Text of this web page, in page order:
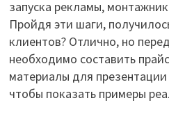
запуска рекламы,
Пройдя эти шаги,
клиентов? Отлично, но
необходимо составить
материалы для
чтобы показать примеры